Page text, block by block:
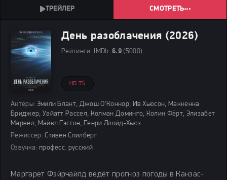
Питер поступает в колледж и находит
СМОТРЕТЬ
День разоблачения (2026)
Рейтинги: IMDb:6.9 (5000)
HD TS
Актёры: Эмили Блант, Джош О'Коннор, Ив Хьюсон, Маккенна
Бриджер, Уайатт Рассел, Колман Доминго, Колин Фёрт, Элизабет
Марвел, Майкл Гэстон, Генри Ллойд-Хьюз
Режиссер: Стивен Спилберг
Озвучка: професс. русский
Маргарет Фэйрчайлд ведёт прогноз погоды в Канзас-